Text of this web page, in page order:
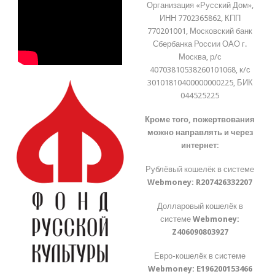
Организация «Русский Дом»,
ИНН 7702365862, КПП
770201001, Московский банк
Сбербанка России ОАО г.
Москва, р/с
40703810538260101068, к/с
30101810400000000225, БИК
044525225
Кроме того, пожертвования
можно направлять и через
интернет:
Рублёвый кошелёк в системе
Webmoney: R207426332207
Долларовый кошелёк в
системеWebmoney:
Z406090803927
Евро-кошелёк в системе
Webmoney: E196200153466